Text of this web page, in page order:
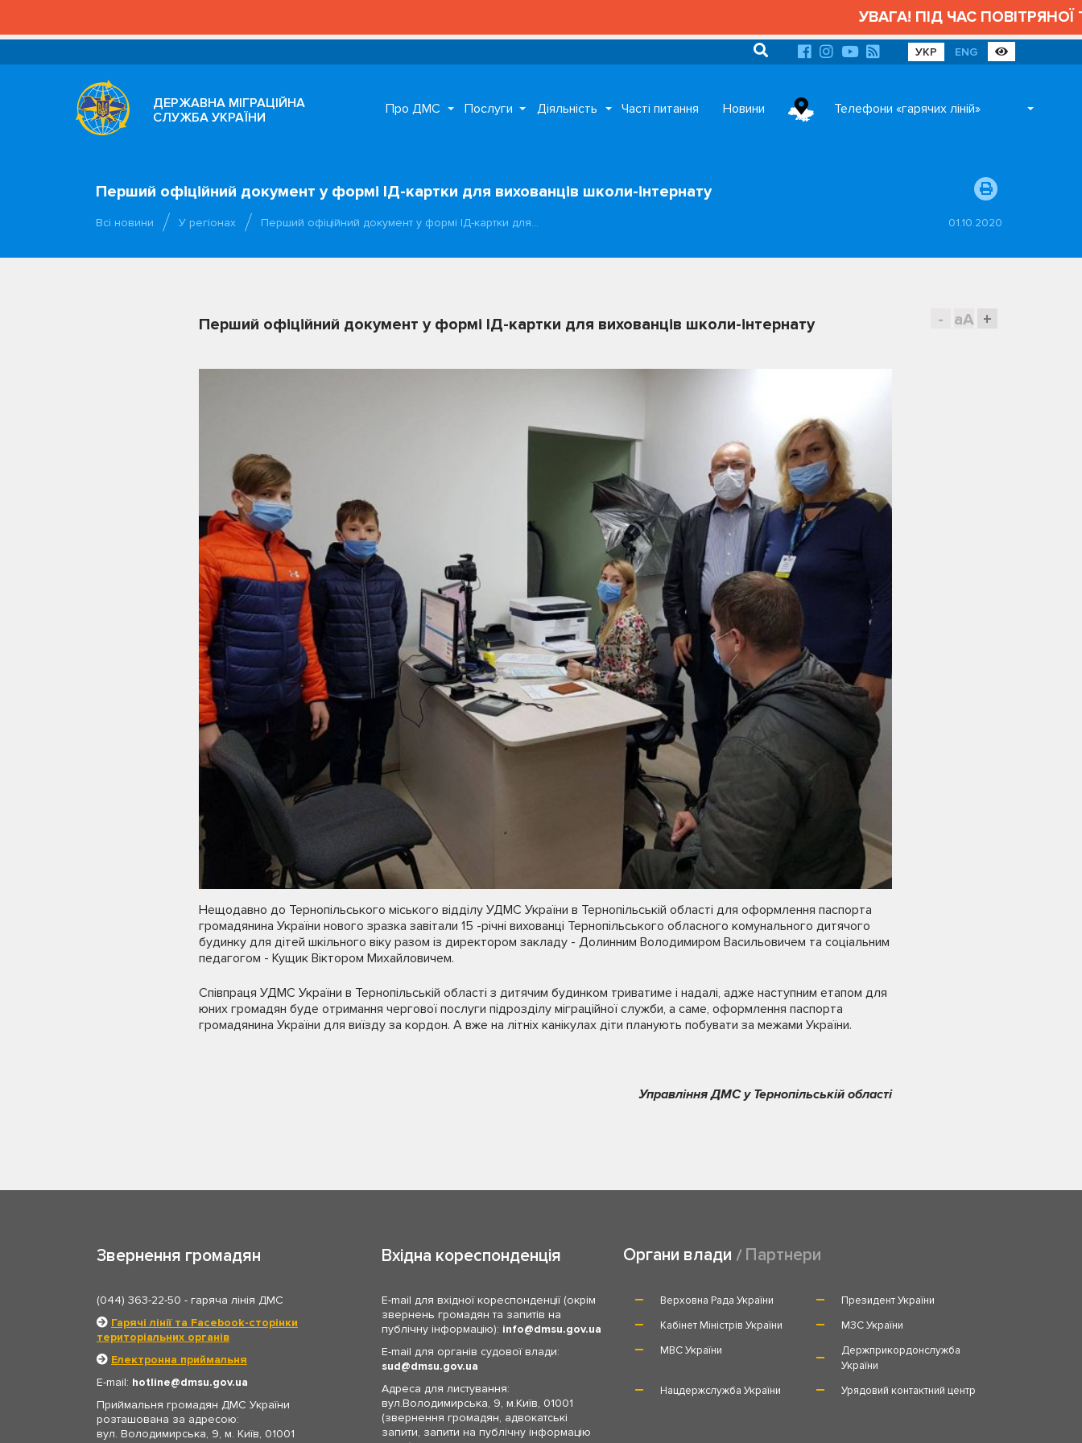
УВАГА! ПІД ЧАС ПОВІТРЯНОЇ
УКР ENG
ДЕРЖАВНА МІГРАЦІЙНА
СЛУЖБА УКРАЇНИ
Про ДМС Послуги Діяльність Часті питання Новини Телефони «гарячих ліній»
Перший офіційний документ у формі ІД-картки для вихованців школи-інтернату
Всі новини У регіонах Перший офіційний документ у формі ІД-картки для… 01.10.2020
- aA +
Перший офіційний документ у формі ІД-картки для вихованців школи-інтернату
Нещодавно до Тернопільського міського відділу УДМС України в Тернопільській області для оформлення паспорта
громадянина України нового зразка завітали 15 -річні вихованці Тернопільського обласного комунального дитячого
будинку для дітей шкільного віку разом із директором закладу - Долинним Володимиром Васильовичем та соціальним
педагогом - Кущик Віктором Михайловичем.
Співпраця УДМС України в Тернопільській області з дитячим будинком триватиме і надалі, адже наступним етапом для
юних громадян буде отримання чергової послуги підрозділу міграційної служби, а саме, оформлення паспорта
громадянина України для виїзду за кордон. А вже на літніх канікулах діти планують побувати за межами України.
Управління ДМС у Тернопільській області
Звернення громадян
(044) 363-22-50 - гаряча лінія ДМС
Гарячі лінії та Facebook-сторінки
територіальних органів
Електронна приймальня
E-mail: hotline
dmsu.gov.ua
Приймальня громадян ДМС України
розташована за адресою:
вул. Володимирська, 9, м. Київ, 01001
Вхідна кореспонденція
E-mail для вхідної кореспонденції (окрім
звернень громадян та запитів на
публічну інформацію): info
dmsu.gov.ua
E-mail для органів судової влади:
sud
dmsu.gov.ua
Адреса для листування:
вул.Володимирська, 9, м.Київ, 01001
(звернення громадян, адвокатські
запити, запити на публічну інформацію
Органи влади Партнери
Верховна Рада України
Президент України
Кабінет Міністрів України
МЗС України
МВС України
Держприкордонслужба
України
Нацдержслужба України
Урядовий контактний центр